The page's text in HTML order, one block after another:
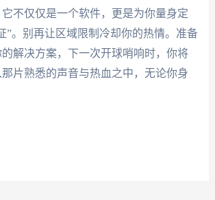
不仅仅是一个软件，更是为你量身定
”。别再让区域限制冷却你的热情。准备
解决方案，下一次开球哨响时，你将
片熟悉的声音与热血之中，无论你身